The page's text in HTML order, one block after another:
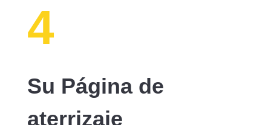
4
Su Página de
aterrizaje